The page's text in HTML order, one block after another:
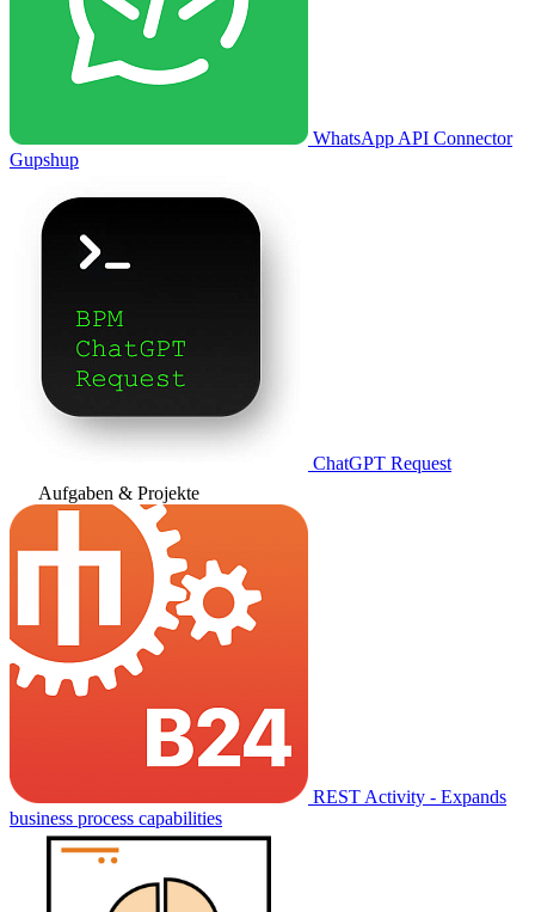
WhatsApp API Connector
Gupshup
ChatGPT Request
Aufgaben & Projekte
REST Activity - Expands
business process capabilities